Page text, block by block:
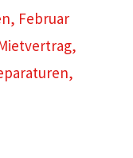
, Februar
,
,